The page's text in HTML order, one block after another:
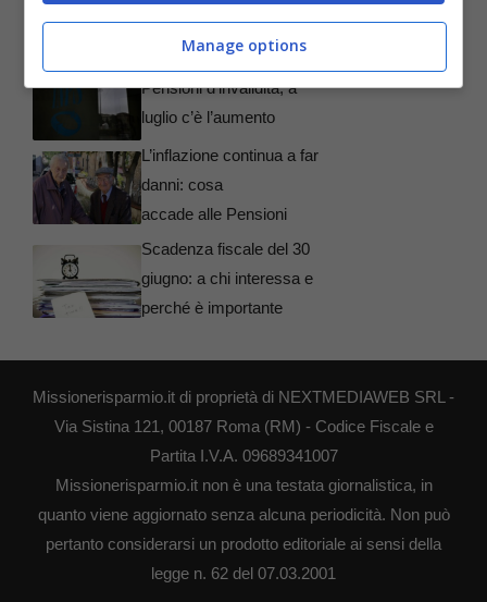
sapere quest’anno prima di
partire per le vacanze
Pensioni d’invalidità, a
luglio c’è l’aumento
L’inflazione continua a far
danni: cosa
accade alle Pensioni
Scadenza fiscale del 30
giugno: a chi interessa e
perché è importante
Missionerisparmio.it di proprietà di NEXTMEDIAWEB SRL -
Via Sistina 121, 00187 Roma (RM) - Codice Fiscale e
Partita I.V.A. 09689341007
Missionerisparmio.it non è una testata giornalistica, in
quanto viene aggiornato senza alcuna periodicità. Non può
pertanto considerarsi un prodotto editoriale ai sensi della
legge n. 62 del 07.03.2001
Manage options